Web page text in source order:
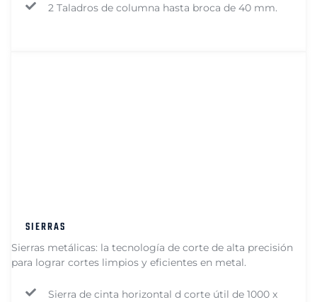
2 Taladros de columna hasta broca de 40 mm.
SIERRAS
Sierras metálicas: la tecnología de corte de alta precisión
para lograr cortes limpios y eficientes en metal.
Sierra de cinta horizontal d corte útil de 1000 x